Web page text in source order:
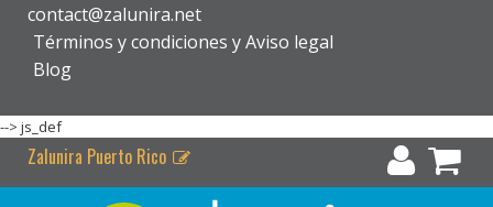
contact@zalunira.net
Términos y condiciones y Aviso legal
Blog
--> js_def
Zalunira Puerto Rico